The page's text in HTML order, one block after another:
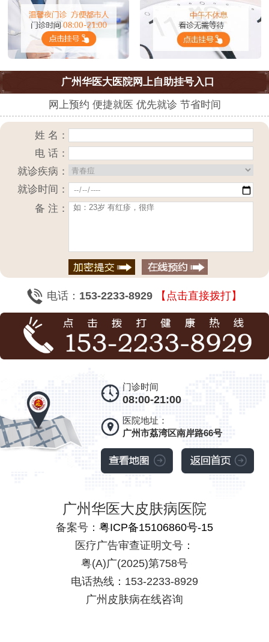
广州华医大医院网上自助挂号入口
网上预约 便捷就医 优先就诊 节省时间
姓 名：
电 话：
就诊疾病：
就诊时间：
备 注：
电话： 153-2233-8929 【点击直接拨打】
门诊时间
08:00-21:00
医院地址：
广州市荔湾区南岸路66号
广州华医大皮肤病医院
备案号： 粤ICP备15106860号-15
医疗广告审查证明文号：
粤(A)广(2025)第758号
电话热线：153-2233-8929
广州皮肤病在线咨询